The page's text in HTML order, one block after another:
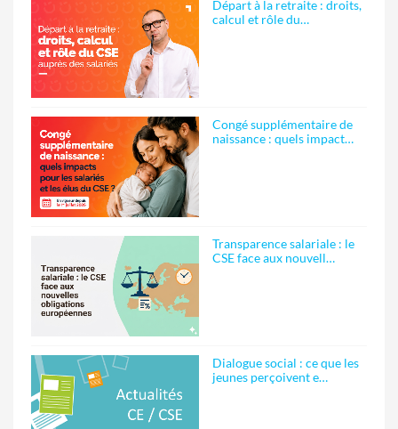
Départ à la retraite : droits,
calcul et rôle du…
Congé supplémentaire de
naissance : quels impact…
Transparence salariale : le
CSE face aux nouvell…
Dialogue social : ce que les
jeunes perçoivent e…